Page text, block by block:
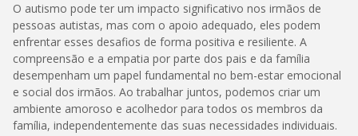
O autismo pode ter um impacto significativo nos irmãos de
pessoas autistas, mas com o apoio adequado, eles podem
enfrentar esses desafios de forma positiva e resiliente. A
compreensão e a empatia por parte dos pais e da família
desempenham um papel fundamental no bem-estar emocional
e social dos irmãos. Ao trabalhar juntos, podemos criar um
ambiente amoroso e acolhedor para todos os membros da
família, independentemente das suas necessidades individuais.